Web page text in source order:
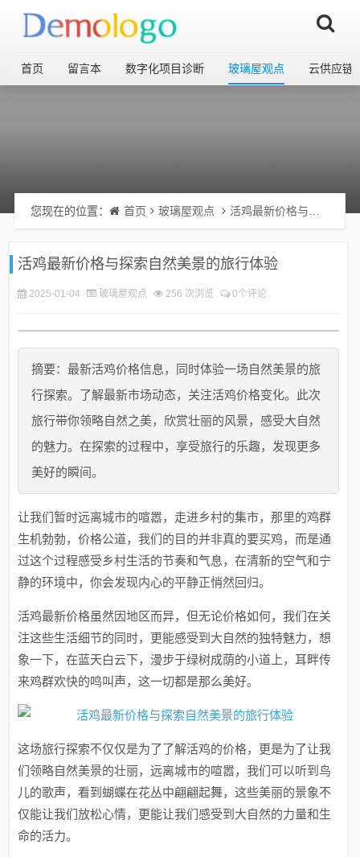
首页 留言本 数字化项目诊断 玻璃屋观点 云供应链
您现在的位置： 首页 玻璃屋观点 活鸡最新价格与探索自然美景的旅行体验
活鸡最新价格与探索自然美景的旅行体验
2025-01-04 玻璃屋观点 256 次浏览 0个评论
摘要：最新活鸡价格信息，同时体验一场自然美景的旅
行探索。了解最新市场动态，关注活鸡价格变化。此次
旅行带你领略自然之美，欣赏壮丽的风景，感受大自然
的魅力。在探索的过程中，享受旅行的乐趣，发现更多
美好的瞬间。
让我们暂时远离城市的喧嚣，走进乡村的集市，那里的鸡群
生机勃勃，价格公道，我们的目的并非真的要买鸡，而是通
过这个过程感受乡村生活的节奏和气息，在清新的空气和宁
静的环境中，你会发现内心的平静正悄然回归。
活鸡最新价格虽然因地区而异，但无论价格如何，我们在关
注这些生活细节的同时，更能感受到大自然的独特魅力，想
象一下，在蓝天白云下，漫步于绿树成荫的小道上，耳畔传
来鸡群欢快的鸣叫声，这一切都是那么美好。
这场旅行探索不仅仅是为了了解活鸡的价格，更是为了让我
们领略自然美景的壮丽，远离城市的喧嚣，我们可以听到鸟
儿的歌声，看到蝴蝶在花丛中翩翩起舞，这些美丽的景象不
仅能让我们放松心情，更能让我们感受到大自然的力量和生
命的活力。